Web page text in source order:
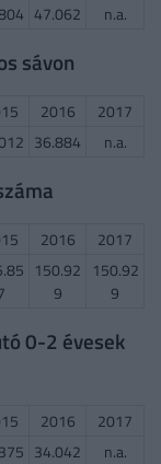
47.062 n.a.
sávon
2016
2017
36.884 n.a.
2016
2017
150.92
9
150.92
9
0-2 évesek
2016
2017
34.042 n.a.